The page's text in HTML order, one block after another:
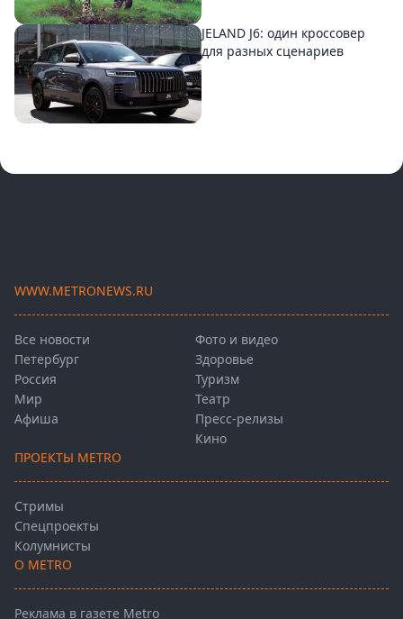
JELAND J6: один кроссовер
для разных сценариев
WWW.METRONEWS.RU
Все новости
Петербург
Россия
Мир
Афиша
Фото и видео
Здоровье
Туризм
Театр
Пресс-релизы
Кино
ПРОЕКТЫ METRO
Стримы
Спецпроекты
Колумнисты
О METRO
Реклама в газете Metro